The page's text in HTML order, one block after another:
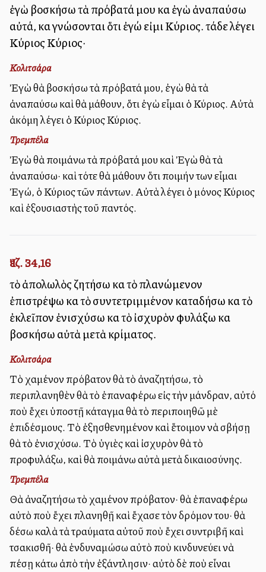
ἐγὼ βοσκήσω τὰ πρόβατά μου καὶ ἐγὼ ἀναπαύσω
αὐτά, καὶ γνώσονται ὅτι ἐγώ εἰμι Κύριος. τάδε λέγει
Κύριος Κύριος·
Κολιτσάρα
Ἐγὼ θὰ βοσκήσω τὰ πρόβατά μου, ἐγὼ θὰ τὰ
ἀναπαύσω καὶ θὰ μάθουν, ὅτι ἐγὼ εἶμαι ὁ Κύριος. Αὐτὰ
ἀκόμη λέγει ὁ Κύριος Κύριος.
Τρεμπέλα
Ἐγὼ θὰ ποιμάνω τὰ πρόβατά μου καὶ Ἐγὼ θὰ τὰ
ἀναπαύσω· καὶ τότε θὰ μάθουν ὅτι ποιμήν των εἶμαι
Ἐγώ, ὁ Κύριος τῶν πάντων. Αὐτὰ λέγει ὁ μόνος Κύριος
καὶ ἐξουσιαστὴς τοῦ παντός.
Ἰεζ. 34,16
τὸ ἀπολωλὸς ζητήσω καὶ τὸ πλανώμενον
ἐπιστρέψω καὶ τὸ συντετριμμένον καταδήσω καὶ τὸ
ἐκλεῖπον ἐνισχύσω καὶ τὸ ἰσχυρὸν φυλάξω καὶ
βοσκήσω αὐτὰ μετὰ κρίματος.
Κολιτσάρα
Τὸ χαμένον πρόβατον θὰ τὸ ἀναζητήσω, τὸ
περιπλανηθὲν θὰ τὸ ἐπαναφέρω εἰς τὴν μάνδραν, αὐτό
ποὺ ἔχει ὑποστῇ κάταγμα θὰ τὸ περιποιηθῶ μὲ
ἐπιδέσμους. Τὸ ἐξησθενημένον καὶ ἕτοιμον νὰ σβήσῃ
θὰ τὸ ἐνισχύσω. Τὸ ὑγιὲς καὶ ἰσχυρὸν θὰ τὸ
προφυλάξω, καὶ θὰ ποιμάνω αὐτὰ μετὰ δικαιοσύνης.
Τρεμπέλα
Θὰ ἀναζητήσω τὸ χαμένον πρόβατον· θὰ ἐπαναφέρω
αὐτὸ ποὺ ἔχει πλανηθῇ καὶ ἔχασε τὸν δρόμον του· θὰ
δέσω καλὰ τὰ τραύματα αὐτοῦ ποὺ ἔχει συντριβῆ καὶ
τσακισθῆ· θὰ ἐνδυναμώσω αὐτὸ ποὺ κινδυνεύει νὰ
πέσῃ κάτω ἀπὸ τὴν ἐξάντλησιν· αὐτὸ δὲ ποὺ εἶναι